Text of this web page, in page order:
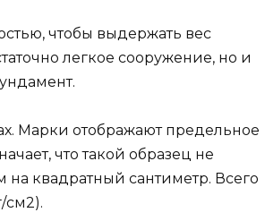
чтобы выдержать вес
легкое сооружение, но и
Марки отображают предельное
что такой образец не
квадратный сантиметр. Всего
см2).